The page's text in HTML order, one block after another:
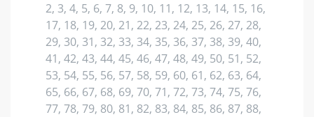
2, 3, 4, 5, 6, 7, 8, 9, 10, 11, 12, 13, 14, 15, 16,
17, 18, 19, 20, 21, 22, 23, 24, 25, 26, 27, 28,
29, 30, 31, 32, 33, 34, 35, 36, 37, 38, 39, 40,
41, 42, 43, 44, 45, 46, 47, 48, 49, 50, 51, 52,
53, 54, 55, 56, 57, 58, 59, 60, 61, 62, 63, 64,
65, 66, 67, 68, 69, 70, 71, 72, 73, 74, 75, 76,
77, 78, 79, 80, 81, 82, 83, 84, 85, 86, 87, 88,